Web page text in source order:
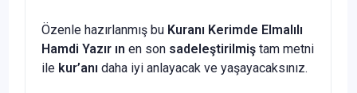
Özenle hazırlanmış bu Kuranı Kerimde Elmalılı
Hamdi Yazır ın en son sadeleştirilmiş tam metni
ile kur’anı daha iyi anlayacak ve yaşayacaksınız.